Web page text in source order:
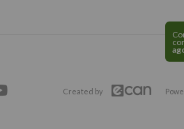
Created by